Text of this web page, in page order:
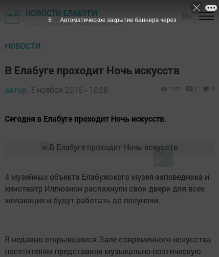
НОВОСТИ ЕЛАБУГИ
Газета "Новая Кама" - Елабужский район
НОВОСТИ
В Елабуге проходит Ночь искусств
автор, 3 ноября 2016 - 16:58 1100 0 0
Сегодня в Елабуге проходит Ночь искусств.
4 музейных объекта Елабужского музея-заповедника и
кинотеатр Иллюзион распахнули свои двери для всех
желающих и будут работать до полуночи.
В недавно открывшемся Зале современного искусства
посетителям представили музыкально-поэтическую
5 Автоматическое закрытие баннера через